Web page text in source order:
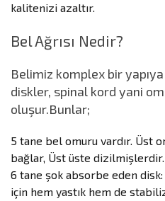
kalitenizi azaltır.
Bel Ağrısı Nedir?
Belimiz komplex bir
diskler, spinal kord yani
oluşur.Bunlar;
5 tane bel omuru vardır. Üst
bağlar, Üst üste dizilmişlerdir.
6 tane şok absorbe eden
için hem yastık hem de